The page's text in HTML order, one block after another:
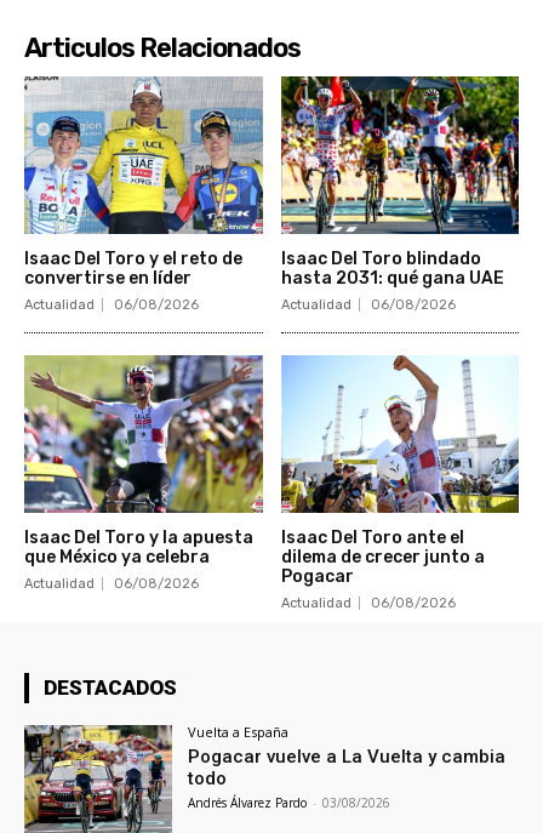
Articulos Relacionados
Isaac Del Toro y el reto de
convertirse en líder
Actualidad 06/08/2026
Isaac Del Toro blindado
hasta 2031: qué gana UAE
Actualidad 06/08/2026
Isaac Del Toro y la apuesta
que México ya celebra
Actualidad 06/08/2026
Isaac Del Toro ante el
dilema de crecer junto a
Pogacar
Actualidad 06/08/2026
DESTACADOS
Vuelta a España
Pogacar vuelve a La Vuelta y cambia
todo
Andrés Álvarez Pardo - 03/08/2026